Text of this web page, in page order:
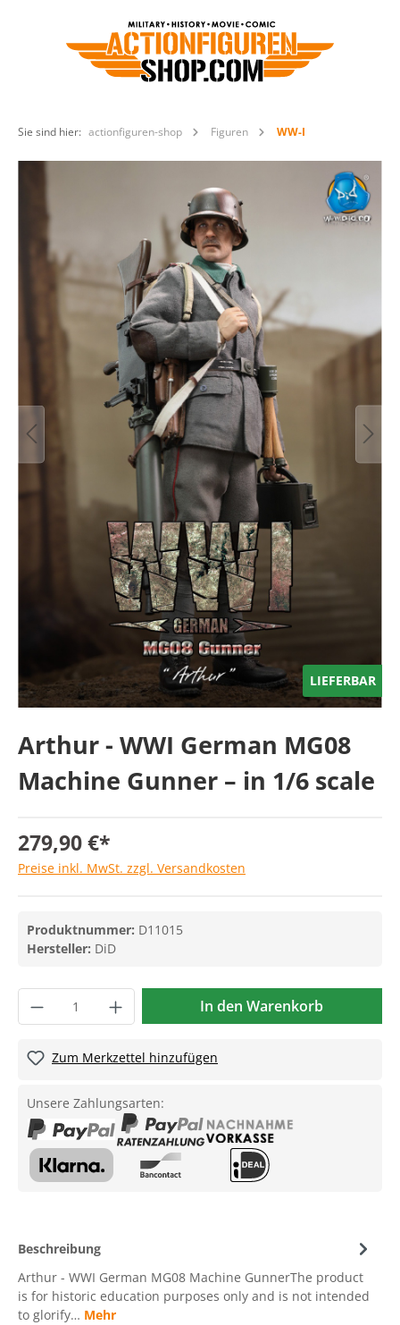
Sie sind hier: actionfiguren-shop Figuren WW-I
LIEFERBAR
Arthur - WWI German MG08
Machine Gunner – in 1/6 scale
279,90 €*
Preise inkl. MwSt. zzgl. Versandkosten
Produktnummer: D11015
Hersteller: DiD
In den Warenkorb
Zum Merkzettel hinzufügen
Unsere Zahlungsarten:
Beschreibung
Arthur - WWI German MG08 Machine GunnerThe product
is for historic education purposes only and is not intended
to glorify… Mehr